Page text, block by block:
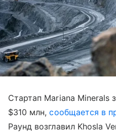
Стартап Mariana Minerals
$310 млн,сообщается в
Раунд возглавил Khosla